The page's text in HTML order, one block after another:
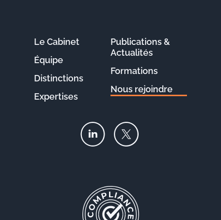
Le Cabinet
Équipe
Distinctions
Expertises
Publications &
Actualités
Formations
Nous rejoindre